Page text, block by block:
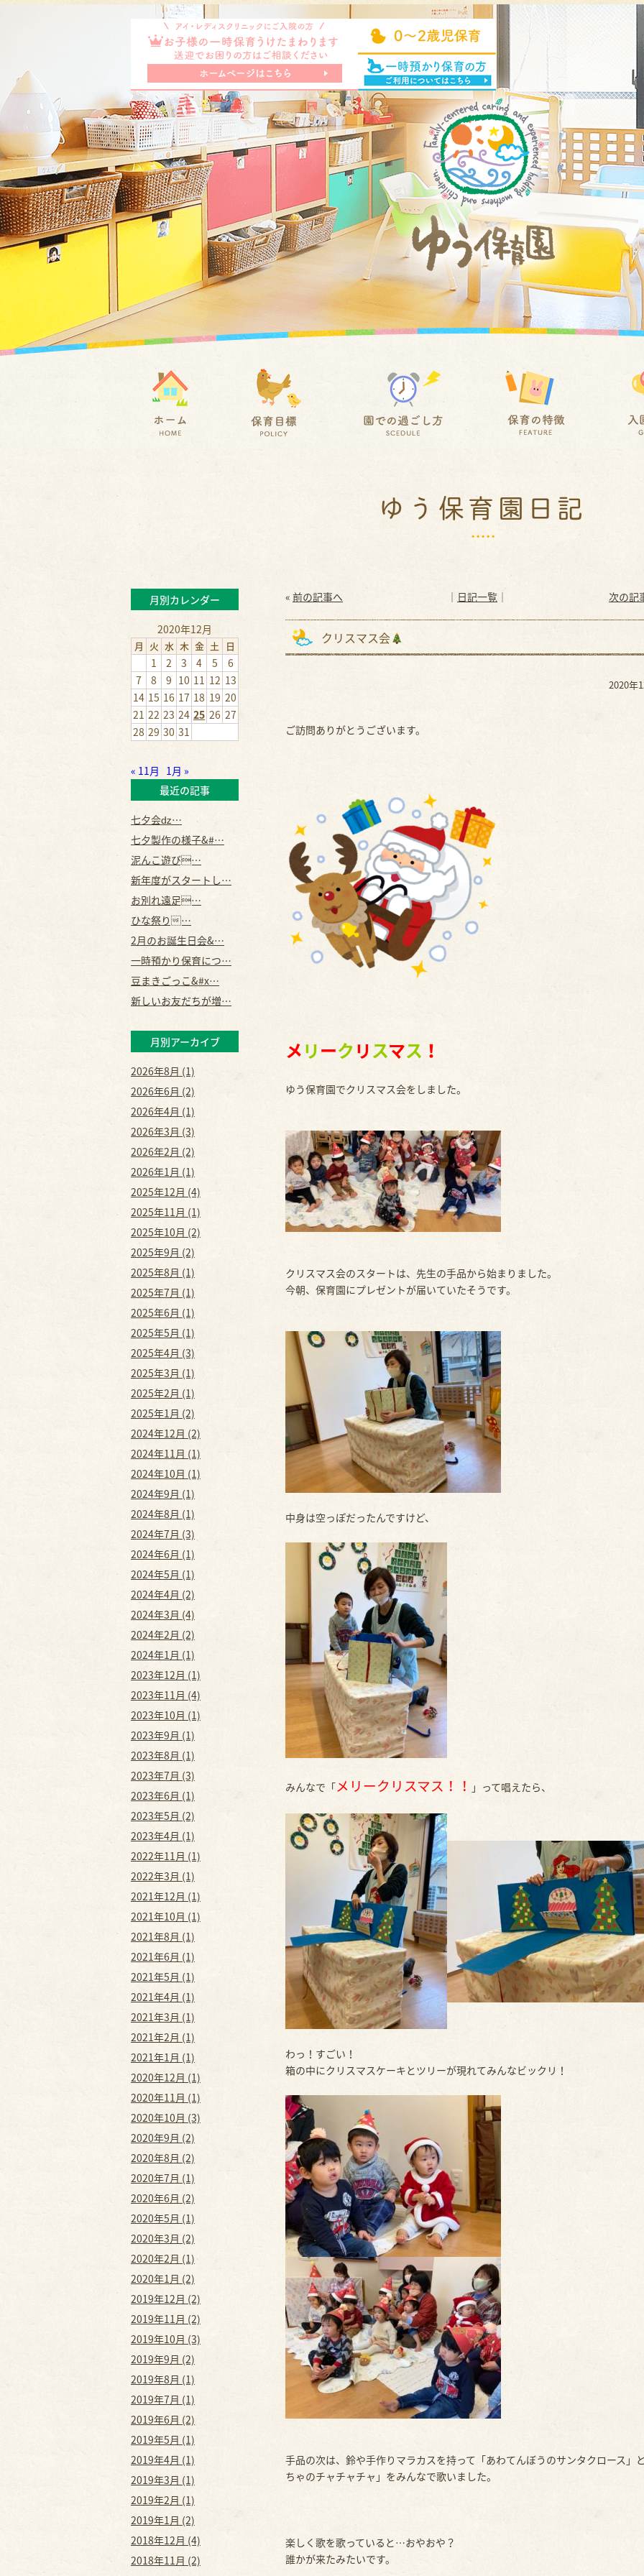
ゆう保育園日記
« 前の記事へ │ 日記一覧 │ 次の記
クリスマス会
2020年
ご訪問ありがとうございます。
メリークリスマス ！
ゆう保育園でクリスマス会をしました。
クリスマス会のスタートは、先生の手品から始まりました。
今朝、保育園にプレゼントが届いていたそうです。
中身は空っぽだったんですけど、
みんなで「メリークリスマス！！ 」って唱えたら、
わっ！すごい！
箱の中にクリスマスケーキとツリーが現れてみんなビックリ！
手品の次は、鈴や手作りマラカスを持って「あわてんぼうのサンタクロース」
ちゃのチャチャチャ」をみんなで歌いました。
楽しく歌を歌っていると…おやおや？
誰かが来たみたいです。
月別カレンダー
2020年12月
月 火 水 木 金 土 日
1 2 3 4 5
6
7
8 9 10 11 12 13
14 15 16 17 18 19 20
21 22 23 24 25 26 27
28 29 30 31
« 11月 1月 »
最近の記事
七夕会ǳ…
七夕製作の様子&#…
泥んこ遊び…
新年度がスタートし…
お別れ遠足…
ひな祭り…
2月のお誕生日会&…
一時預かり保育につ…
豆まきごっこ&#x…
新しいお友だちが増…
月別アーカイブ
2026年8月 (1)
2026年6月 (2)
2026年4月 (1)
2026年3月 (3)
2026年2月 (2)
2026年1月 (1)
2025年12月 (4)
2025年11月 (1)
2025年10月 (2)
2025年9月 (2)
2025年8月 (1)
2025年7月 (1)
2025年6月 (1)
2025年5月 (1)
2025年4月 (3)
2025年3月 (1)
2025年2月 (1)
2025年1月 (2)
2024年12月 (2)
2024年11月 (1)
2024年10月 (1)
2024年9月 (1)
2024年8月 (1)
2024年7月 (3)
2024年6月 (1)
2024年5月 (1)
2024年4月 (2)
2024年3月 (4)
2024年2月 (2)
2024年1月 (1)
2023年12月 (1)
2023年11月 (4)
2023年10月 (1)
2023年9月 (1)
2023年8月 (1)
2023年7月 (3)
2023年6月 (1)
2023年5月 (2)
2023年4月 (1)
2022年11月 (1)
2022年3月 (1)
2021年12月 (1)
2021年10月 (1)
2021年8月 (1)
2021年6月 (1)
2021年5月 (1)
2021年4月 (1)
2021年3月 (1)
2021年2月 (1)
2021年1月 (1)
2020年12月 (1)
2020年11月 (1)
2020年10月 (3)
2020年9月 (2)
2020年8月 (2)
2020年7月 (1)
2020年6月 (2)
2020年5月 (1)
2020年3月 (2)
2020年2月 (1)
2020年1月 (2)
2019年12月 (2)
2019年11月 (2)
2019年10月 (3)
2019年9月 (2)
2019年8月 (1)
2019年7月 (1)
2019年6月 (2)
2019年5月 (1)
2019年4月 (1)
2019年3月 (1)
2019年2月 (1)
2019年1月 (2)
2018年12月 (4)
2018年11月 (2)